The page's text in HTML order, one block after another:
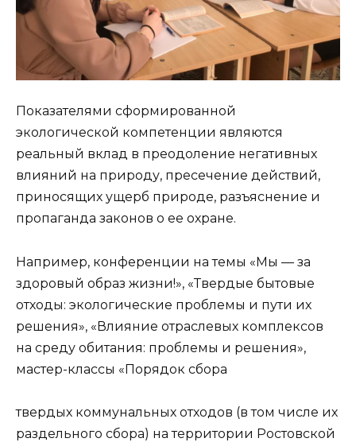
Показателями сформированной
экологической компетенции являются
реальный вклад в преодоление негативных
влияний на природу, пресечение действий,
приносящих ущерб природе, разъяснение и
пропаганда законов о ее охране.
Например, конференции на темы «Мы — за
здоровый образ жизни!», «Твердые бытовые
отходы: экологические проблемы и пути их
решения», «Влияние отраслевых комплексов
на среду обитания: проблемы и решения»,
мастер-классы «Порядок сбора
твердых коммунальных отходов (в том числе их
раздельного сбора) на территории Ростовской